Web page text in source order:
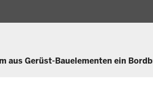
aus Gerüst-Bauelementen ein